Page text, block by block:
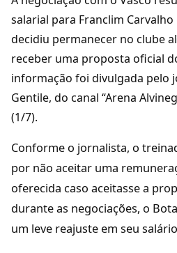
salarial para Franclim
decidiu permanecer no clube
receber uma proposta oficial
informação foi divulgada pelo
Gentile, do canal “Arena
(1/7).
Conforme o jornalista, o
por não aceitar uma
oferecida caso aceitasse a
durante as negociações, o
um leve reajuste em seu